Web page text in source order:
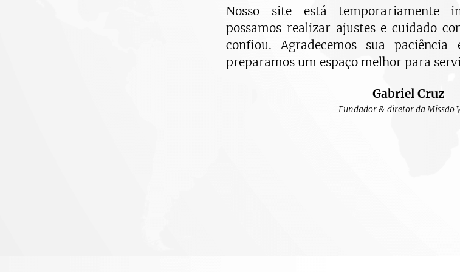
Nosso site está temporariamente
possamos realizar ajustes e cuidado
confiou. Agradecemos sua paciência
preparamos um espaço melhor para
Gabriel Cruz
Fundador & diretor da Missão